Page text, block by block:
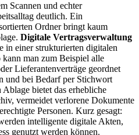
Scannen und echter
deutlich. Ein
Ordner bringt kaum
Digitale Vertragsverwaltung
in einer strukturierten digitalen
man zum Beispiel alle
Lieferantenverträge geordnet
und bei Bedarf per Stichwort
bietet das erhebliche
vermeidet verlorene Dokumente
Personen. Kurz gesagt:
intelligente digitale Akten,
genutzt werden können.